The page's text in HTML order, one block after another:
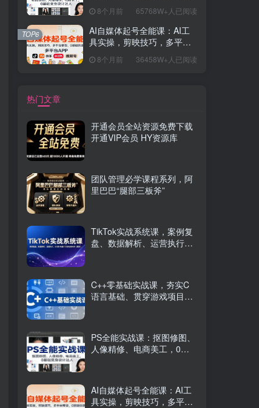
8个月前 65768W+人已阅读
AI自媒体起号全能课：AI工
具实操，剪映技巧，多平台
8个月前 36458W+人已阅读
TOP6
热门文章
开通会员全站资源免费下载
开通VIP会员 HY资源库
团队管理必学课程系列，阿
里巴巴“腿部三板斧”
TikTok实战系统课，案例复
盘、数据解析、运营执行，
C++零基础实战课，夯实C
语言基础、贯穿游戏项目、
PS全能实战课：抠图修图、
人像精修、电商美工，0基
AI自媒体起号全能课：AI工
具实操，剪映技巧，多平台